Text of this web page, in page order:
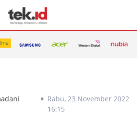
Rabu, 23 November 2022
16:15